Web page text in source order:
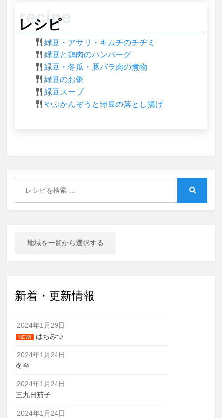
レシピ
緑豆・アサリ・キムチのチヂミ
緑豆と鶏肉のハンバーグ
緑豆・冬瓜・豚バラ肉の煮物
緑豆のお粥
緑豆スープ
やぶかんぞうと緑豆の落とし揚げ
地域を一覧から選択する
新着・更新情報
2024年1月29日
NEW! はちみつ
2024年1月24日
冬至
2024年1月24日
三九日茄子
2024年1月24日